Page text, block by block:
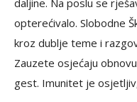
daljine. Na poslu se
opterećivalo. Slobodne
kroz dublje teme i
Zauzete osjećaju
gest. Imunitet je